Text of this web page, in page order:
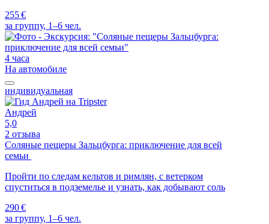
255 €
за группу, 1–6 чел.
4 часа
На автомобиле
индивидуальная
Андрей
5,0
2 отзыва
Соляные пещеры Зальцбурга: приключение для всей
семьи
Пройти по следам кельтов и римлян, с ветерком
спуститься в подземелье и узнать, как добывают соль
290 €
за группу, 1–6 чел.